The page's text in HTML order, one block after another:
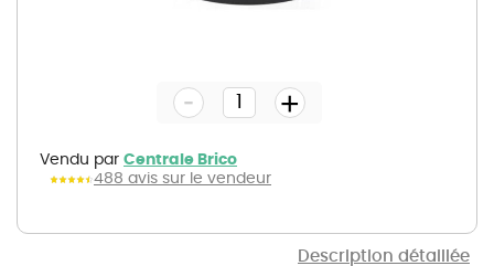
Description détaillée
gallery
Vendu par Centrale Brico
488 avis sur le vendeur
- +